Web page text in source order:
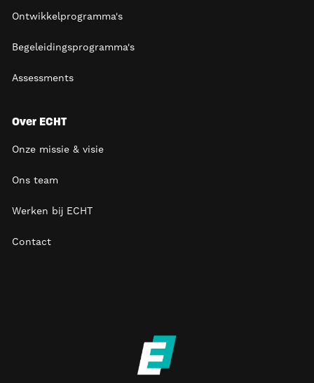
Ontwikkelprogramma's
Begeleidingsprogramma's
Assessments
Over ECHT
Onze missie & visie
Ons team
Werken bij ECHT
Contact